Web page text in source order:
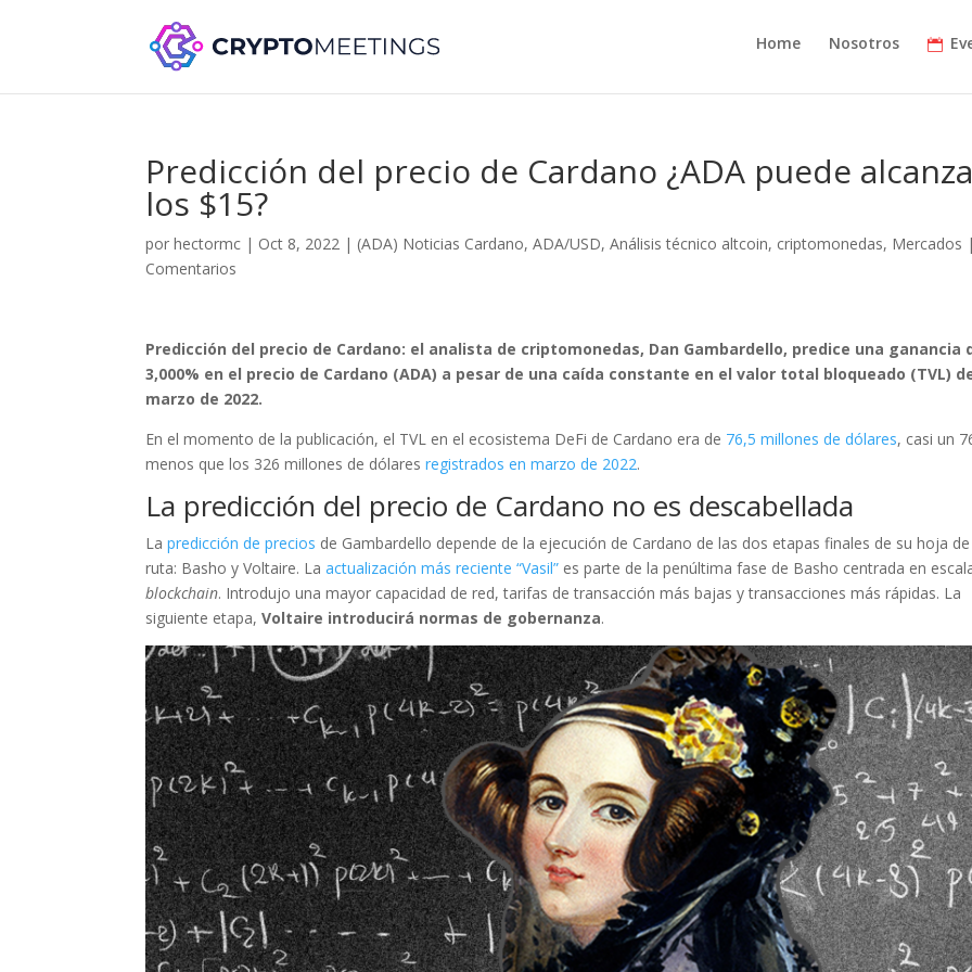
Home Nosotros
Predicción del precio de Cardano ¿ADA puede
los $15?
porhectormc | Oct 8, 2022 | (ADA) Noticias Cardano,ADA/USD,Análisis técnico altcoin, criptomonedas, Mercados
Comentarios
Predicción del precio de Cardano: el analista de criptomonedas, Dan Gambardello, predice una ganancia
3,000% en el precio de Cardano (ADA) a pesar de una caída constante en el valor total bloqueado (TVL)
marzo de 2022.
En el momento de la publicación, el TVL en el ecosistema DeFi de Cardano era de 76,5 millones de dólares, casi un
menos que los 326 millones de dólaresregistrados en marzo de 2022.
La predicción del precio de Cardano no es descabellada
Lapredicción de precios de Gambardello depende de la ejecución de Cardano de las dos etapas finales de su hoja de
ruta: Basho y Voltaire. Laactualización más reciente “Vasil” es parte de la penúltima fase de Basho centrada en
blockchain. Introdujo una mayor capacidad de red, tarifas de transacción más bajas y transacciones más rápidas. La
siguiente etapa,Voltaire introducirá normas de gobernanza.